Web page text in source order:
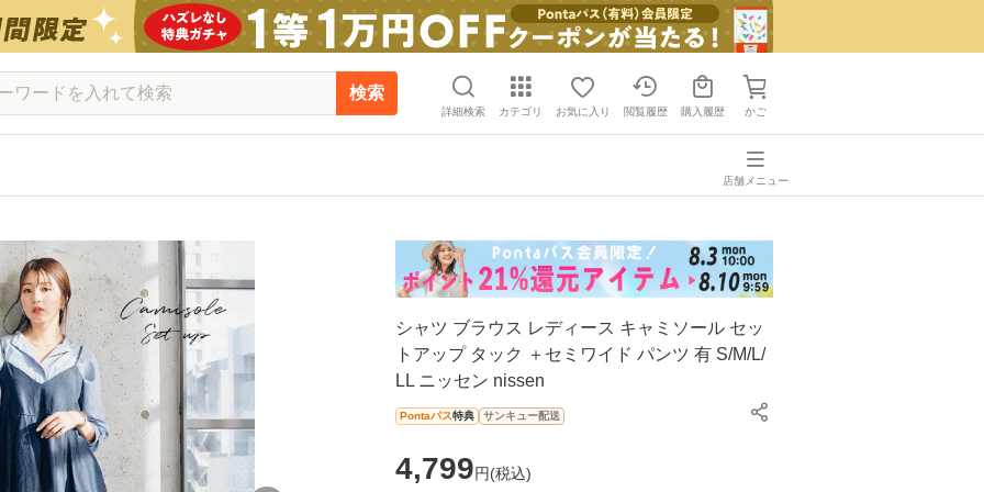
検索
詳細検索 カテゴリ お気に入り 閲覧履歴 購入履歴 かご
店舗メニュー
シャツ ブラウス レディース キャミソール セッ
トアップ タック ＋セミワイド パンツ 有 S/M/L/
LL ニッセン nissen
Pontaパス特典 サンキュー配送
4,799円(税込)